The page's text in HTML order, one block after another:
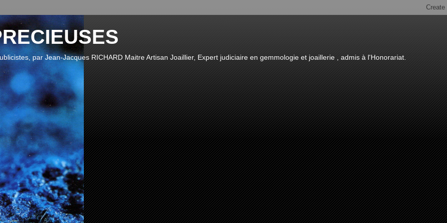
par Jean-Jacques RICHARD Maitre Artisan Joaillier, Expert judiciaire en gemmologie et joaillerie , admis à l'Honorariat.